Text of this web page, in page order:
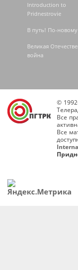
Introduction to
Pridnestrovie
В путь! По-новому
Великая
война
©
Все
Все